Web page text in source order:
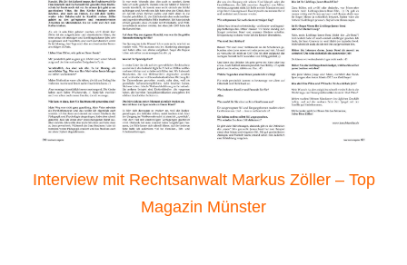
Interview mit Rechtsanwalt Markus Zöller – Top
Magazin Münster